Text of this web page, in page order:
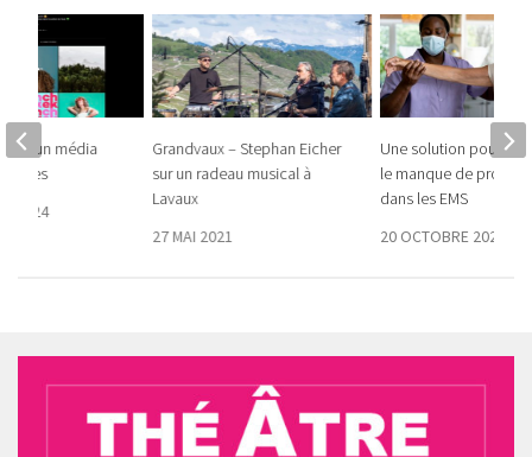
Grandvaux – Stephan Eicher
sur un radeau musical à
Lavaux
27 MAI 2021
Une solution pour
le manque de
dans les EMS
20 OCTOBRE 2022
un média
2024